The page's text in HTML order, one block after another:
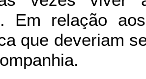
Em relação
que deveriam